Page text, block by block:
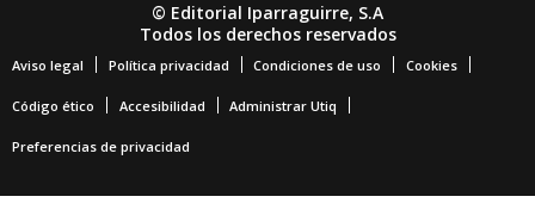
© Editorial Iparraguirre, S.A
Todos los derechos reservados
Aviso legal Política privacidad Condiciones de uso Cookies
Código ético Accesibilidad Administrar Utiq
Preferencias de privacidad